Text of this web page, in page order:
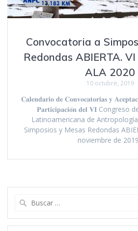
Convocatoria a
Redondas ABIERTA. VI
ALA 2020
10 octubre, 2019
𝐂𝐚𝐥𝐞𝐧𝐝𝐚𝐫𝐢𝐨 𝐝𝐞 𝐂𝐨𝐧𝐯𝐨𝐜𝐚𝐭𝐨𝐫𝐢𝐚𝐬 𝐲
𝐏𝐚𝐫𝐭𝐢𝐜𝐢𝐩𝐚𝐜𝐢𝐨́𝐧 𝐝𝐞𝐥 𝐕𝐈 Congreso
Latinoamericana de
Simposios y Mesas Redondas
noviembre de